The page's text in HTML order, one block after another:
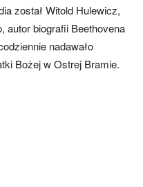
został Witold Hulewicz,
autor biografii Beethovena
nadawało
Bożej w Ostrej Bramie.